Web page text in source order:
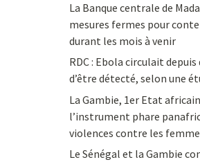
La Banque centrale de
mesures fermes pour
durant les mois à venir
RDC : Ebola circulait
d’être détecté, selon une
La Gambie, 1er Etat
l’instrument phare
violences contre les
Le Sénégal et la Gambie